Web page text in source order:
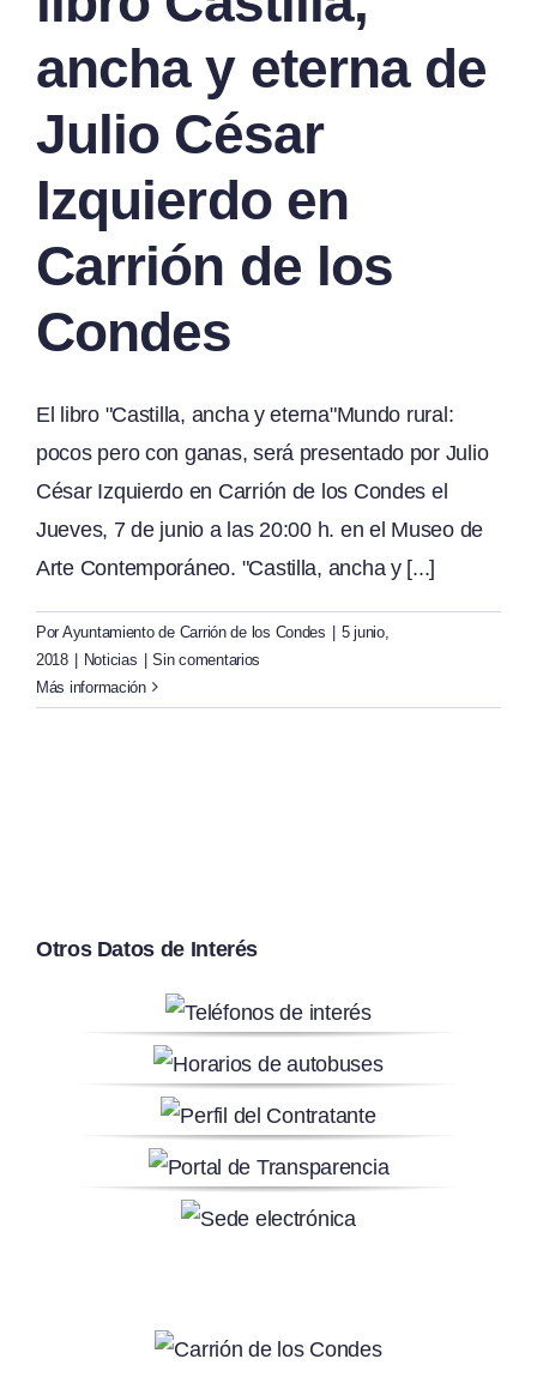
ancha y eterna de
Julio César
Izquierdo en
Carrión de los
Condes
El libro "Castilla, ancha y eterna"Mundo rural:
pocos pero con ganas, será presentado por Julio
César Izquierdo en Carrión de los Condes el
Jueves, 7 de junio a las 20:00 h. en el Museo de
Arte Contemporáneo. "Castilla, ancha y [...]
Por Ayuntamiento de Carrión de los Condes
5 junio,
2018
Noticias
Sin comentarios
Más información
Otros Datos de Interés